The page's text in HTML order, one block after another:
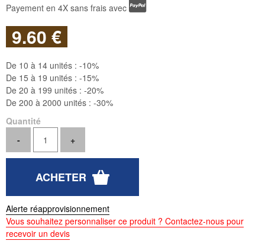
Payement en 4X sans frais avec
9.60 €
De 10 à 14 unités : -10%
De 15 à 19 unités : -15%
De 20 à 199 unités : -20%
De 200 à 2000 unités : -30%
Quantité
Alerte réapprovisionnement
Vous souhaitez personnaliser ce produit ? Contactez-nous pour
recevoir un devis